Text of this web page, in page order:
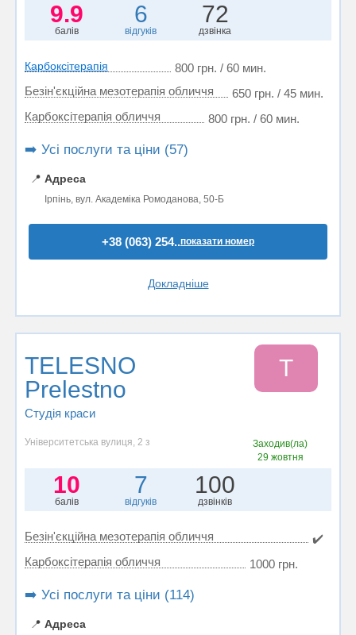
9.9
балів
6
відгуків
72
дзвінка
Карбоксітерапія
800 грн. / 60 мин.
Безін'єкційна мезотерапія обличчя
650 грн. / 45 мин.
Карбоксітерапія обличчя
800 грн. / 60 мин.
➡️ Усі послуги та ціни (57)
📍 Адреса
Ірпінь, вул. Академіка Ромоданова, 50-Б
+38 (063) 254..показати номер
Докладніше
TELESNO
Prelestno
Студія краси
T
Університетська вулиця, 2 з
Заходив(ла)
29 жовтня
10
балів
7
відгуків
100
дзвінків
Безін'єкційна мезотерапія обличчя
✔️
Карбоксітерапія обличчя
1000 грн.
➡️ Усі послуги та ціни (114)
📍 Адреса